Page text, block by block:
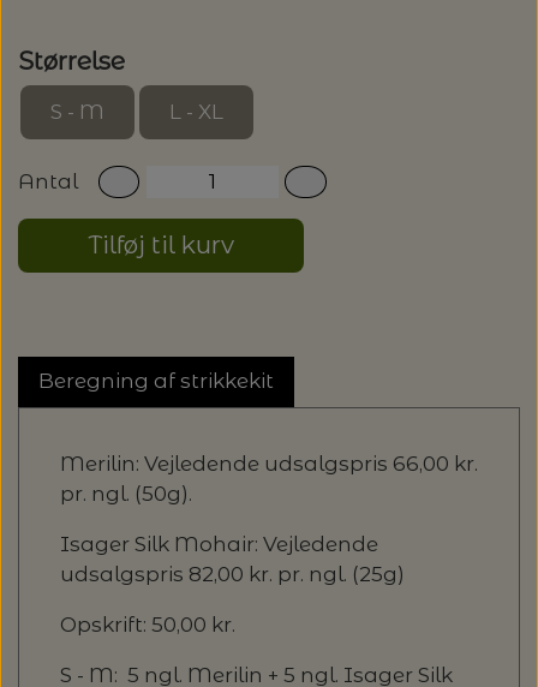
Størrelse
S - M L - XL
Antal
Tilføj til kurv
Beregning af strikkekit
Merilin: Vejledende udsalgspris 66,00 kr.
pr. ngl. (50g).
Isager Silk Mohair: Vejledende
udsalgspris 82,00 kr. pr. ngl. (25g)
Opskrift: 50,00 kr.
S - M: 5 ngl. Merilin + 5 ngl. Isager Silk